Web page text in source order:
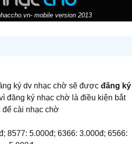
mobile version 2013
ký dv nhạc chờ sẽ được đăng ký
đăng ký nhạc chờ là điều kiện bắt
để cài nhạc chờ
8577: 5.000đ; 6366: 3.000đ; 6566: